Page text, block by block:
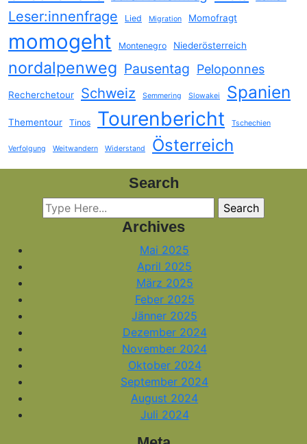
Leser:innenfrage Lied Migration Momofragt
momogeht Montenegro Niederösterreich
nordalpenweg Pausentag Peloponnes
Recherchetour Schweiz Semmering Slowakei Spanien
Thementour Tinos Tourenbericht Tschechien
Verfolgung Weitwandern Widerstand Österreich
Search
Archives
Mai 2025
April 2025
März 2025
Feber 2025
Jänner 2025
Dezember 2024
November 2024
Oktober 2024
September 2024
August 2024
Juli 2024